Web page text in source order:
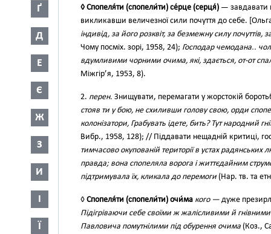
Ґ
Д
Е
Є
Ж
З
И
І
Ї
◊ Спопеля́ти (спопели́ти) се́рце (серця́) — завдавати
викликавши величезної сили почуття до себе.
індивід, за його розквіт, за безмежну силу почуттів,
Чому посміх. зорі, 1958, 24); Господар чемодана..
вдумливими чорними очима, які, здається, от-от
Міжгір’я, 1953, 8).
2. перен. Знищувати, перемагати у жорстокій
стояв ти у бою, не схиливши голову свою, орди
колонізатори, Грабувать ідете, бить? Тут народний
Вибр., 1958, 128); // Піддавати нещадній критиці,
тимчасово окупованій території в устах
правда; вона спопеляла ворога і життєдайним
підтримувала їх, кликала до перемоги (Нар. тв. та
◊ Спопеля́ти (спопели́ти) очи́ма кого — дуже
Підігріваючи себе своїми ж жалісливими й
Павловича помутнілими під обурення очима (Коз.,